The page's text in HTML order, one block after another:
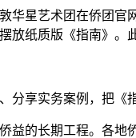
星艺术团在侨团官
放纸质版《指南》。
享实务案例，把《
的长期工程。各地